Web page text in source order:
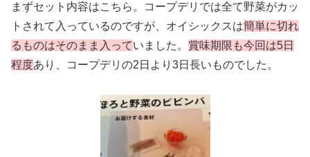
まずセット内容はこちら。コープデリでは全て野菜がカッ
トされて入っているのですが、オイシックスは簡単に切れ
るものはそのまま入っていました。 賞味期限も今回は5日
程度あり、コープデリの2日より3日長いものでした。